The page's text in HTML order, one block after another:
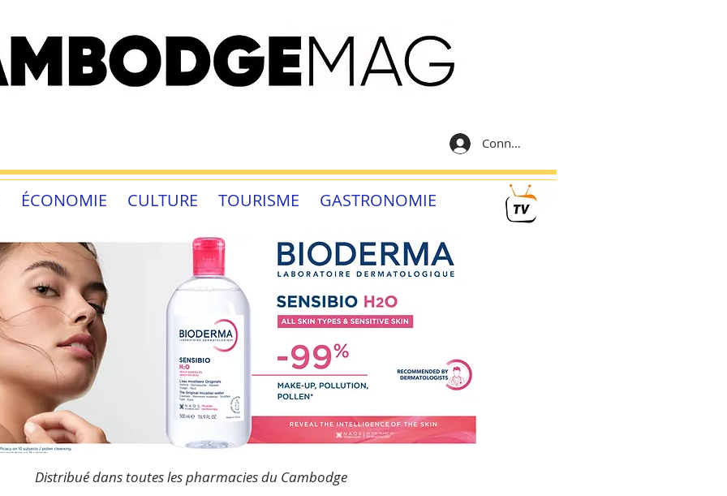
Connexion
ÉCONOMIE CULTURE TOURISME GASTRONOMIE
Distribué dans toutes les pharmacies du Cambodge